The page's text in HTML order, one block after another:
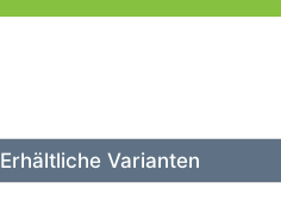
Erhältliche Varianten